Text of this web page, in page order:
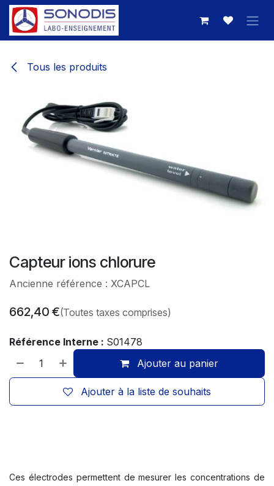
Se rendre au contenu
Tous les produits
Capteur ions chlorure
Ancienne référence : XCAPCL
662,40 €(Toutes taxes comprises)
Référence Interne : S01478
Ajouter au panier
Ajouter à la liste de souhaits
Ces électrodes permettent de mesurer les concentrations de